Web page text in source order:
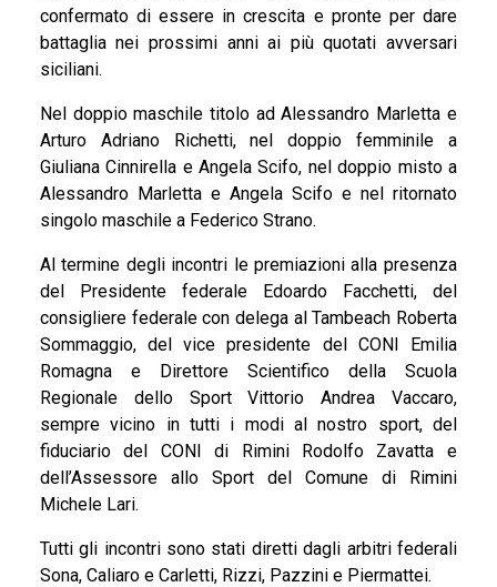
confermato di essere in crescita e pronte per dare
battaglia nei prossimi anni ai più quotati avversari
siciliani.
Nel doppio maschile titolo ad Alessandro Marletta e
Arturo Adriano Richetti, nel doppio femminile a
Giuliana Cinnirella e Angela Scifo, nel doppio misto a
Alessandro Marletta e Angela Scifo e nel ritornato
singolo maschile a Federico Strano.
Al termine degli incontri le premiazioni alla presenza
del Presidente federale Edoardo Facchetti, del
consigliere federale con delega al Tambeach Roberta
Sommaggio, del vice presidente del CONI Emilia
Romagna e Direttore Scientifico della Scuola
Regionale dello Sport Vittorio Andrea Vaccaro,
sempre vicino in tutti i modi al nostro sport, del
fiduciario del CONI di Rimini Rodolfo Zavatta e
dell’Assessore allo Sport del Comune di Rimini
Michele Lari.
Tutti gli incontri sono stati diretti dagli arbitri federali
Sona, Caliaro e Carletti, Rizzi, Pazzini e Piermattei.